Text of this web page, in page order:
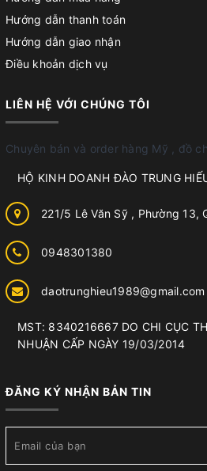
Hướng dẫn thanh toán
Hướng dẫn giao nhận
Điều khoản dịch vụ
LIÊN HỆ VỚI CHÚNG TÔI
Chuyên bán và order hàng Mỹ , đồ
HỘ KINH DOANH ĐÀO TRUNG
221/5 Lê Văn Sỹ , Phường 13,
0948301380
daotrunghieu1989@gmail.com
MST: 8340216667 DO CHI CỤC
NHUẬN CẤP NGÀY 19/03/2014
ĐĂNG KÝ NHẬN BẢN TIN